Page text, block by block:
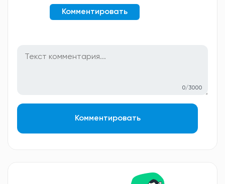
Комментировать
0/3000
Комментировать